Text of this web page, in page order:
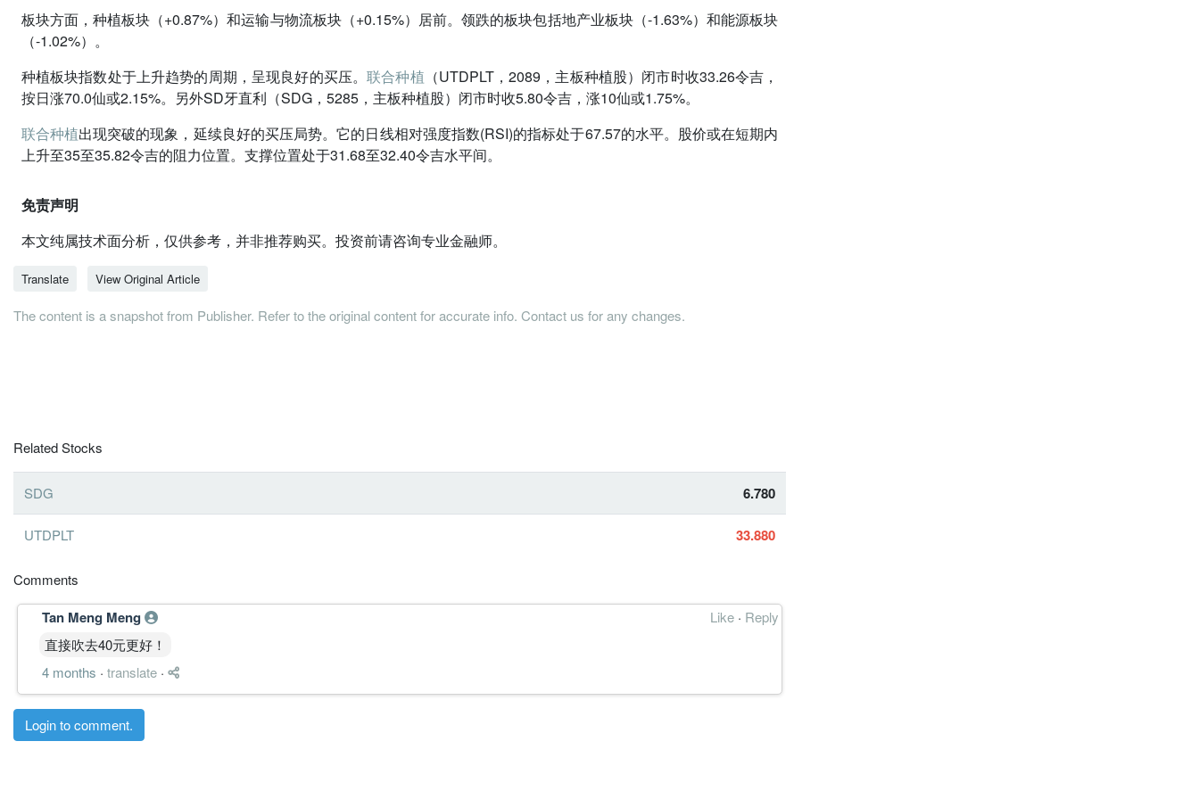
板块方面，种植板块（+0.87%）和运输与物流板块（+0.15%）居前。领跌的板块包括地产业板块（-1.63%）和能源板块
（-1.02%）。
种植板块指数处于上升趋势的周期，呈现良好的买压。联合种植 （UTDPLT，2089，主板种植股）闭市时收33.26令吉，
按日涨70.0仙或2.15%。另外SD牙直利（SDG，5285，主板种植股）闭市时收5.80令吉，涨10仙或1.75%。
联合种植出现突破的现象，延续良好的买压局势。它的日线相对强度指数(RSI)的指标处于67.57的水平。股价或在短期内
上升至35至35.82令吉的阻力位置。支撑位置处于31.68至32.40令吉水平间。
免责声明
本文纯属技术面分析，仅供参考，并非推荐购买。投资前请咨询专业金融师。
Translate View Original Article
The content is a snapshot from Publisher. Refer to the original content for accurate info. Contact us for any changes.
Related Stocks
SDG 6.780
UTDPLT 33.880
Comments
Tan Meng Meng Like · Reply
直接吹去40元更好！
4 months · translate ·
Login to comment.